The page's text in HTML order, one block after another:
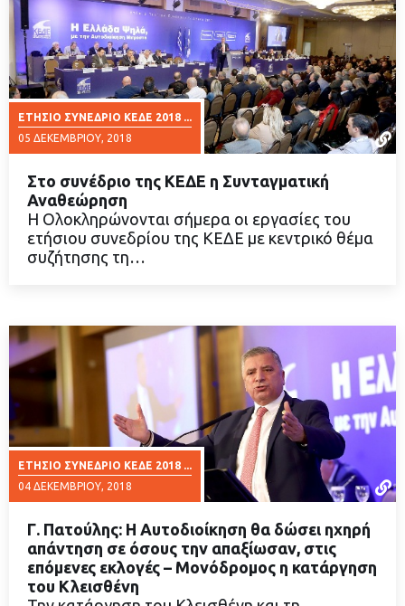
ΕΤΉΣΙΟ ΣΥΝΈΔΡΙΟ ΚΕΔΕ 2018 ...
05 ΔΕΚΕΜΒΡΊΟΥ, 2018
ΔΙΑΒΑΣΤΕ ΠΕΡΙΣΣΟΤΕΡΑ
Στο συνέδριο της ΚΕΔΕ η Συνταγματική
Αναθεώρηση
Η Ολοκληρώνονται σήμερα οι εργασίες του
ετήσιου συνεδρίου της ΚΕΔΕ με κεντρικό θέμα
συζήτησης τη…
ΕΤΉΣΙΟ ΣΥΝΈΔΡΙΟ ΚΕΔΕ 2018 ...
04 ΔΕΚΕΜΒΡΊΟΥ, 2018
ΔΙΑΒΑΣΤΕ ΠΕΡΙΣΣΟΤΕΡΑ
Γ. Πατούλης: Η Αυτοδιοίκηση θα δώσει ηχηρή
απάντηση σε όσους την απαξίωσαν, στις
επόμενες εκλογές – Μονόδρομος η κατάργηση
του Κλεισθένη